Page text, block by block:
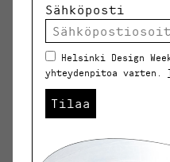
Sähköposti
Helsinki Design
yhteydenpitoa varten.
Tilaa